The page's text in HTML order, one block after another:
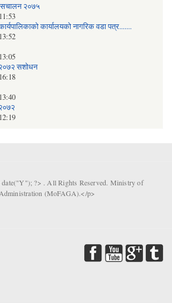
स‌चालन २०७५
कार्यालयकाे नागरिक वडा पत्र.......
२०७२ स‌शाेधन
?> . All Rights Reserved. Ministry of
(MoFAGA).</p>